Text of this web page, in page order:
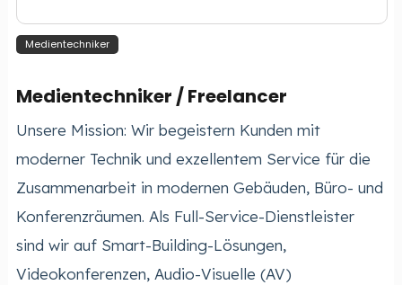
Medientechniker
Medientechniker / Freelancer
Unsere Mission: Wir begeistern Kunden mit
moderner Technik und exzellentem Service für die
Zusammenarbeit in modernen Gebäuden, Büro- und
Konferenzräumen. Als Full-Service-Dienstleister
sind wir auf Smart-Building-Lösungen,
Videokonferenzen, Audio-Visuelle (AV)